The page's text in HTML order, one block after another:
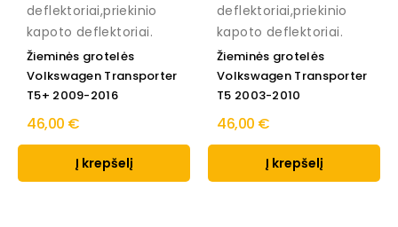
deflektoriai,priekinio
kapoto deflektoriai.
Žieminės grotelės
Volkswagen Transporter
T5+ 2009-2016
46,00 €
Į krepšelį
deflektoriai,priekinio
kapoto deflektoriai.
Žieminės grotelės
Volkswagen Transporter
T5 2003-2010
46,00 €
Į krepšelį